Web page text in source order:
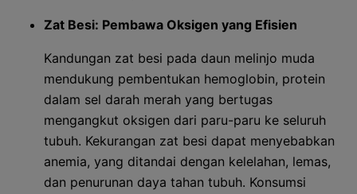
Zat Besi: Pembawa Oksigen yang Efisien
Kandungan zat besi pada daun melinjo muda
mendukung pembentukan hemoglobin, protein
dalam sel darah merah yang bertugas
mengangkut oksigen dari paru-paru ke seluruh
tubuh. Kekurangan zat besi dapat menyebabkan
anemia, yang ditandai dengan kelelahan, lemas,
dan penurunan daya tahan tubuh. Konsumsi